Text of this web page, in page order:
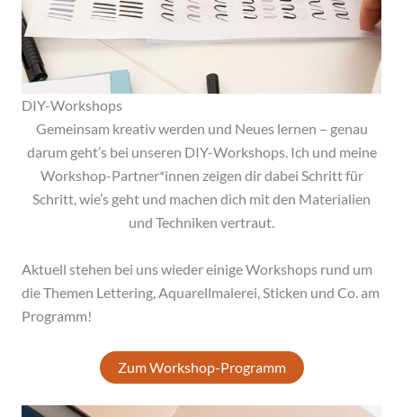
DIY-Workshops
Gemeinsam kreativ werden und Neues lernen – genau
darum geht’s bei unseren DIY-Workshops. Ich und meine
Workshop-Partner*innen zeigen dir dabei Schritt für
Schritt, wie’s geht und machen dich mit den Materialien
und Techniken vertraut.
Aktuell stehen bei uns wieder einige Workshops rund um
die Themen Lettering, Aquarellmalerei, Sticken und Co. am
Programm!
Zum Workshop-Programm